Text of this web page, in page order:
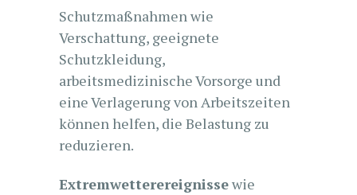
Schutzmaßnahmen wie
Verschattung, geeignete
Schutzkleidung,
arbeitsmedizinische Vorsorge und
eine Verlagerung von Arbeitszeiten
können helfen, die Belastung zu
reduzieren.
Extremwetterereignissewie